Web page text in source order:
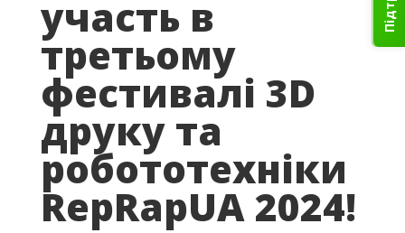
участь в
третьому
фестивалі 3D
друку та
робототехніки
RepRapUA 2024!